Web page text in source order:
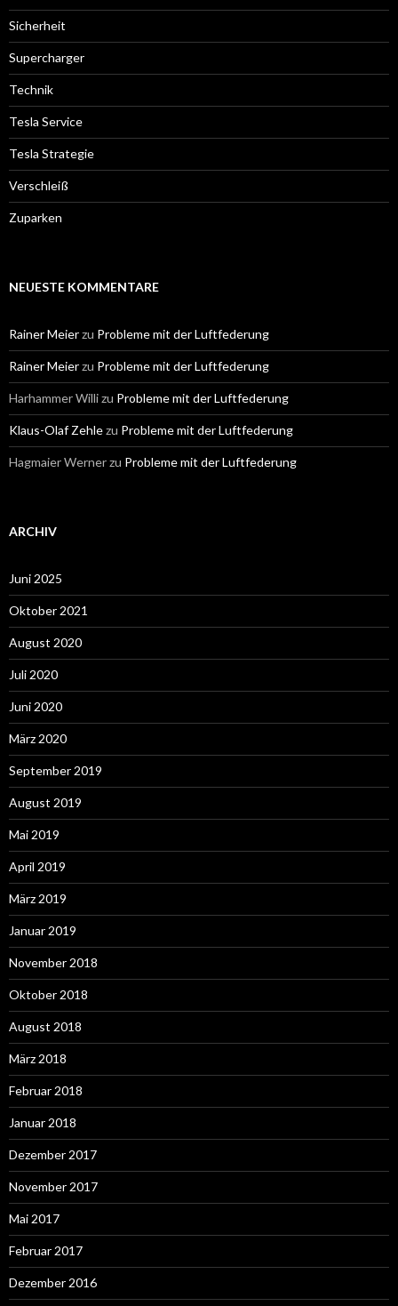
Sicherheit
Supercharger
Technik
Tesla Service
Tesla Strategie
Verschleiß
Zuparken
NEUESTE KOMMENTARE
Rainer Meierzu Probleme mit der Luftfederung
Rainer Meierzu Probleme mit der Luftfederung
Harhammer Willizu Probleme mit der Luftfederung
Klaus-Olaf Zehlezu Probleme mit der Luftfederung
Hagmaier Wernerzu Probleme mit der Luftfederung
ARCHIV
Juni 2025
Oktober 2021
August 2020
Juli 2020
Juni 2020
März 2020
September 2019
August 2019
Mai 2019
April 2019
März 2019
Januar 2019
November 2018
Oktober 2018
August 2018
März 2018
Februar 2018
Januar 2018
Dezember 2017
November 2017
Mai 2017
Februar 2017
Dezember 2016